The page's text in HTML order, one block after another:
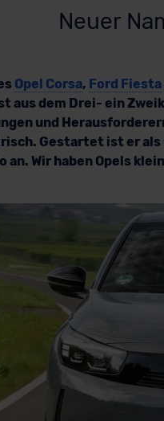
Neuer
Opel Corsa, Ford Fiesta
aus dem Drei- ein
und
Gestartet ist er
an. Wir haben Opels